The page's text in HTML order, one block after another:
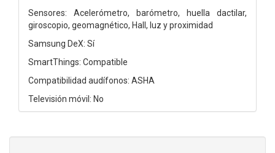
Sensores: Acelerómetro, barómetro, huella dactilar,
giroscopio, geomagnético, Hall, luz y proximidad
Samsung DeX: Sí
SmartThings: Compatible
Compatibilidad audífonos: ASHA
Televisión móvil: No